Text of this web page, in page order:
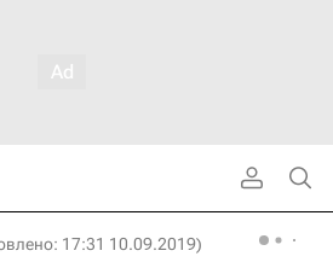
17:31 10.09.2019)